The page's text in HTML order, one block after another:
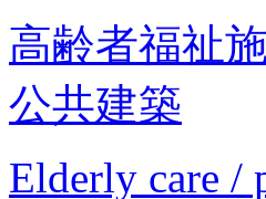
高齢者福祉施
公共建築
Elderly care /